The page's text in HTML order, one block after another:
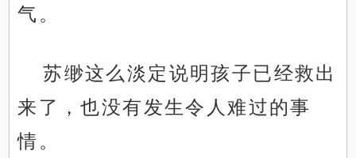
气。
苏缈这么淡定说明孩子已经救出
来了，也没有发生令人难过的事
情。